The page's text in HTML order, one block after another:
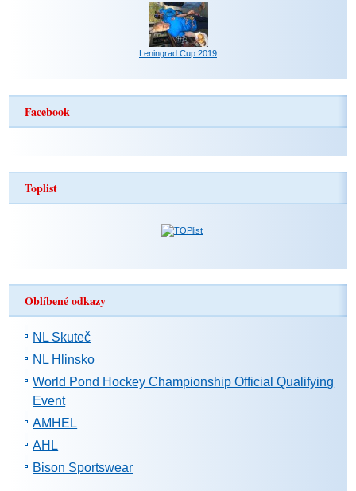
Leningrad Cup 2019
Facebook
Toplist
Oblíbené odkazy
NL Skuteč
NL Hlinsko
World Pond Hockey Championship Official Qualifying
Event
AMHEL
AHL
Bison Sportswear